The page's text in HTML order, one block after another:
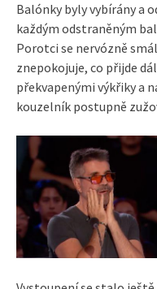
Balónky byly vybírány a
každým odstraněným
Porotci se nervózně
znepokojuje, co přijde
překvapenými výkřiky a
kouzelník postupně